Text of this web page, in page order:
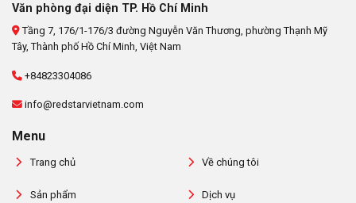
Văn phòng đại diện TP. Hồ Chí Minh
Tầng 7, 176/1-176/3 đường Nguyễn Văn Thương, phường Thạnh Mỹ
Tây, Thành phố Hồ Chí Minh, Việt Nam
+84823304086
info@redstarvietnam.com
Menu
Trang chủ Về chúng tôi
Sản phẩm Dịch vụ